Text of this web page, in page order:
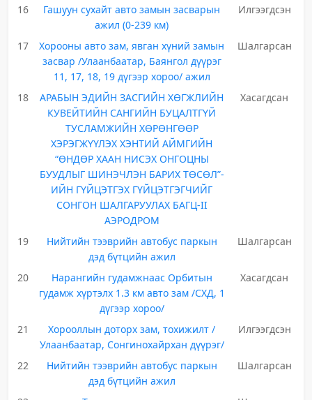
16
Гашуун сухайт авто замын засварын
ажил (0-239 км)
Илгээгдсэн
17
Хорооны авто зам, явган хүний замын
засвар /Улаанбаатар, Баянгол дүүрэг
11, 17, 18, 19 дүгээр хороо/ ажил
Шалгарсан
18
АРАБЫН ЭДИЙН ЗАСГИЙН ХӨГЖЛИЙН
КУВЕЙТИЙН САНГИЙН БУЦАЛТГҮЙ
ТУСЛАМЖИЙН ХӨРӨНГӨӨР
ХЭРЭГЖҮҮЛЭХ ХЭНТИЙ АЙМГИЙН
“ӨНДӨР ХААН НИСЭХ ОНГОЦНЫ
БУУДЛЫГ ШИНЭЧЛЭН БАРИХ ТӨСӨЛ”-
ИЙН ГҮЙЦЭТГЭХ ГҮЙЦЭТГЭГЧИЙГ
СОНГОН ШАЛГАРУУЛАХ БАГЦ-II
АЭРОДРОМ
Хасагдсан
19
Нийтийн тээврийн автобус паркын
дэд бүтцийн ажил
Шалгарсан
20
Нарангийн гудамжнаас Орбитын
гудамж хүртэлх 1.3 км авто зам /СХД, 1
дүгээр хороо/
Хасагдсан
21
Хорооллын доторх зам, тохижилт /
Улаанбаатар, Сонгинохайрхан дүүрэг/
Илгээгдсэн
22
Нийтийн тээврийн автобус паркын
дэд бүтцийн ажил
Шалгарсан